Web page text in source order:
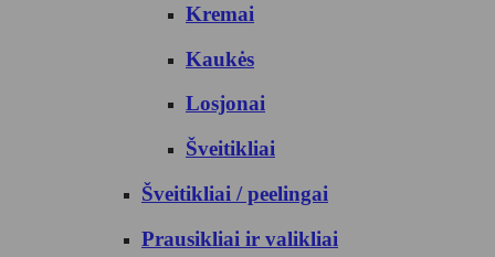
Kremai
Kaukės
Losjonai
Šveitikliai
Šveitikliai / peelingai
Prausikliai ir valikliai